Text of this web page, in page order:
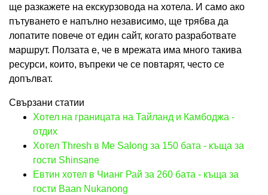
ще разкажете на екскурзовода на хотела. И само ако
пътуването е напълно независимо, ще трябва да
лопатите повече от един сайт, когато разработвате
маршрут. Ползата е, че в мрежата има много такива
ресурси, които, въпреки че се повтарят, често се
допълват.
Свързани статии
Хотел на границата на Тайланд и Камбоджа -
отдих
Хотел Thresh в Me Salong за 150 бата - къща за
гости Shinsane
Евтин хотел в Чианг Рай за 260 бата - къща за
гости Baan Nukanong